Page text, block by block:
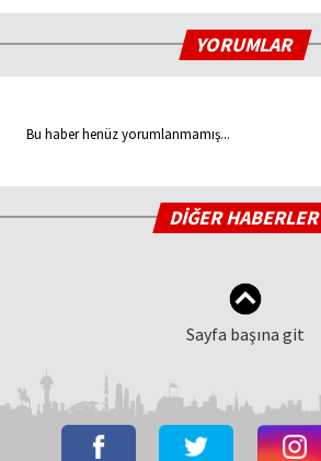
YORUMLAR
Bu haber henüz yorumlanmamış...
DİĞER HABERLER
Sayfa başına git